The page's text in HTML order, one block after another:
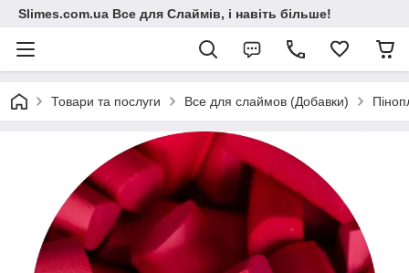
Slimes.com.ua Все для Слаймів, і навіть більше!
Товари та послуги Все для слаймов (Добавки)